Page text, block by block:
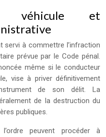
véhicule et
servi à commettre l’infraction
prévue par le Code pénal.
même si le conducteur
vise à priver définitivement
de son délit. La
de la destruction du
publiques.
peuvent procéder à